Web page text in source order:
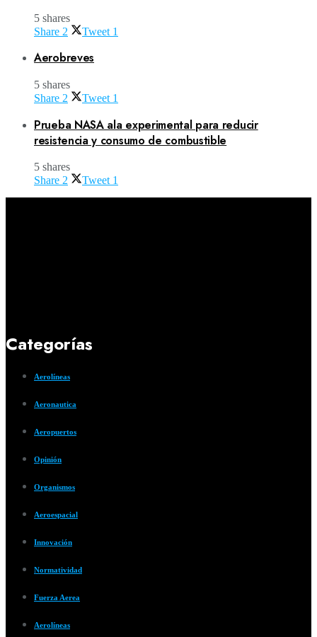
5 shares
Share 2 Tweet 1
Aerobreves
5 shares
Share 2 Tweet 1
Prueba NASA ala experimental para reducir
resistencia y consumo de combustible
5 shares
Share 2 Tweet 1
Categorías
Aerolíneas
Aeronautica
Aeropuertos
Opinión
Organismos
Aeroespacial
Innovación
Normatividad
Fuerza Aerea
Aerolíneas